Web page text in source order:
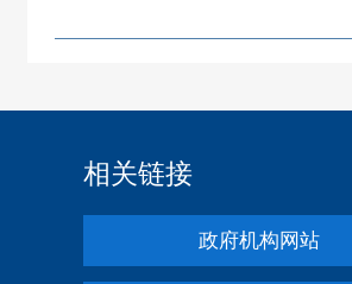
相关链接
政府机构网站